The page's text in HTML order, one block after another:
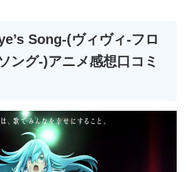
Song-(ヴィヴィ-フロ
ング-)アニメ感想口コミ